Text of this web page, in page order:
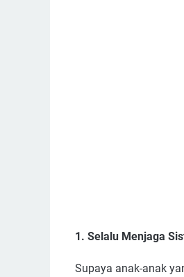
1. Selalu Menjaga
Supaya anak-anak